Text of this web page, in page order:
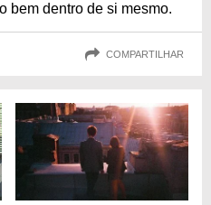
bem dentro de si mesmo.
COMPARTILHAR